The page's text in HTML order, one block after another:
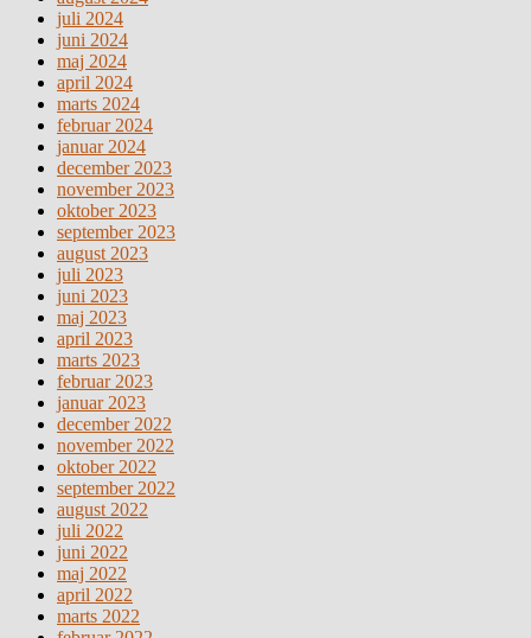
juli 2024
juni 2024
maj 2024
april 2024
marts 2024
februar 2024
januar 2024
december 2023
november 2023
oktober 2023
september 2023
august 2023
juli 2023
juni 2023
maj 2023
april 2023
marts 2023
februar 2023
januar 2023
december 2022
november 2022
oktober 2022
september 2022
august 2022
juli 2022
juni 2022
maj 2022
april 2022
marts 2022